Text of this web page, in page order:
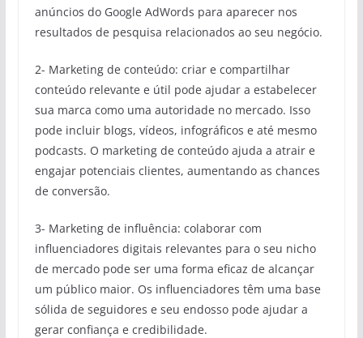
anúncios do Google AdWords para aparecer nos
resultados de pesquisa relacionados ao seu negócio.
2- Marketing de conteúdo: criar e compartilhar
conteúdo relevante e útil pode ajudar a estabelecer
sua marca como uma autoridade no mercado. Isso
pode incluir blogs, vídeos, infográficos e até mesmo
podcasts. O marketing de conteúdo ajuda a atrair e
engajar potenciais clientes, aumentando as chances
de conversão.
3- Marketing de influência: colaborar com
influenciadores digitais relevantes para o seu nicho
de mercado pode ser uma forma eficaz de alcançar
um público maior. Os influenciadores têm uma base
sólida de seguidores e seu endosso pode ajudar a
gerar confiança e credibilidade.